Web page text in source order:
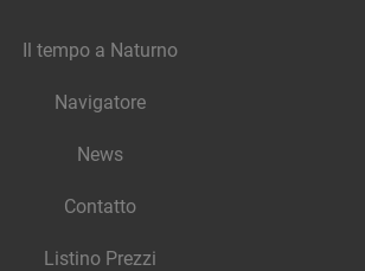
Il tempo a Naturno
Navigatore
News
Contatto
Listino Prezzi